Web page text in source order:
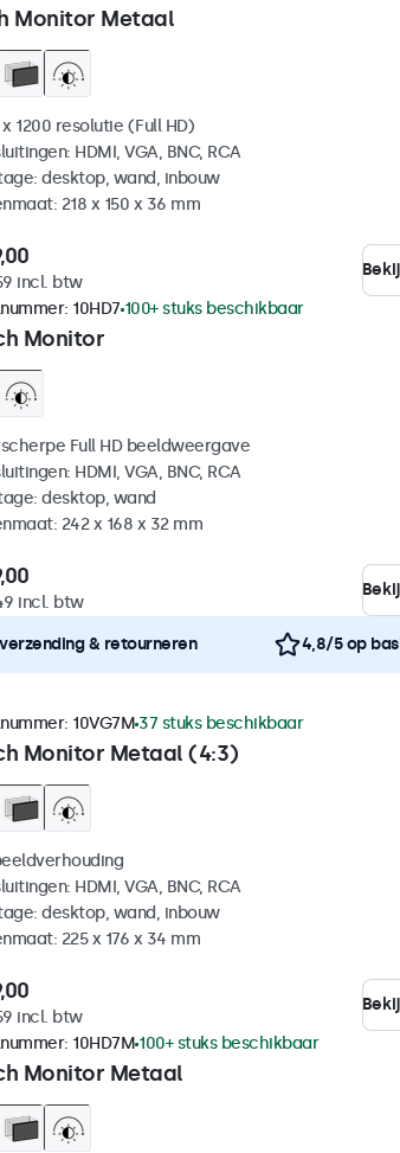
Monitor Metaal
x 1200 resolutie (Full HD)
HDMI, VGA, BNC, RCA
desktop, wand, inbouw
218 x 150 x 36 mm
incl. btw
Monitor
10HD7 100+ stuks beschikbaar
Full HD beeldweergave
HDMI, VGA, BNC, RCA
desktop, wand
242 x 168 x 32 mm
incl. btw
& retourneren 4,8/5 op
Monitor Metaal (4:3)
10VG7M 37 stuks beschikbaar
HDMI, VGA, BNC, RCA
desktop, wand, inbouw
225 x 176 x 34 mm
incl. btw
Monitor Metaal
10HD7M 100+ stuks beschikbaar